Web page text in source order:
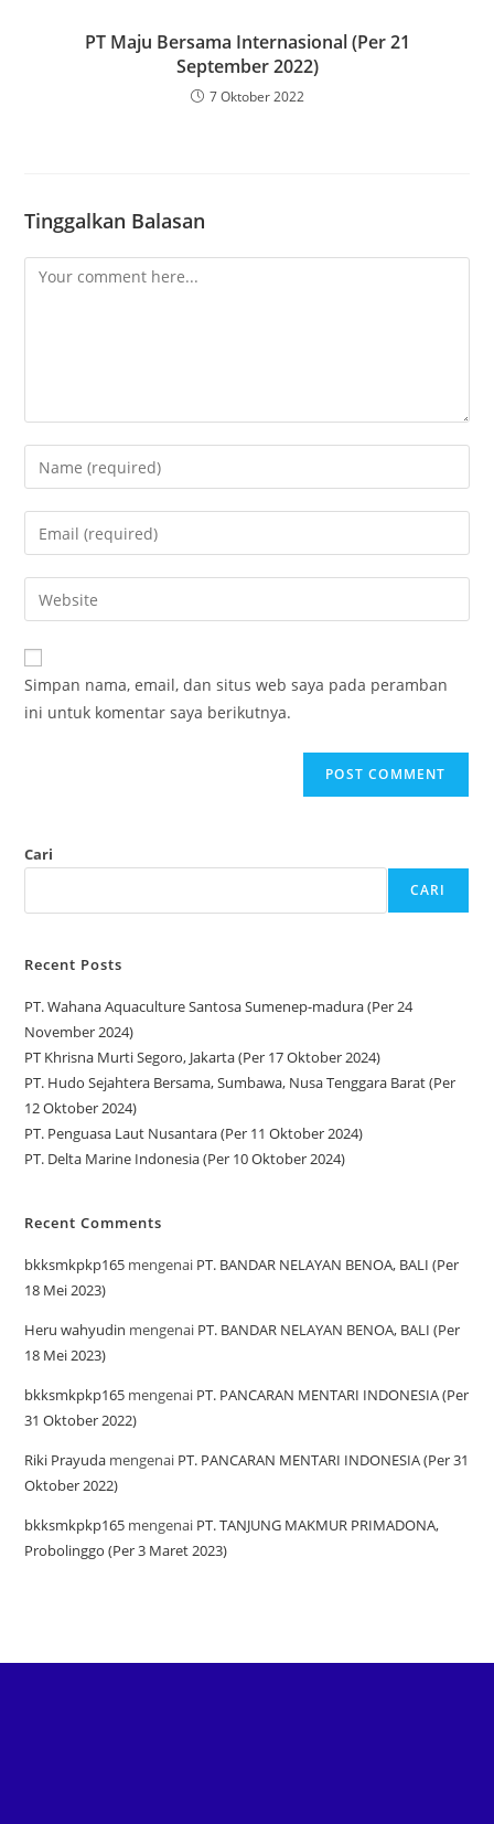
PT Maju Bersama Internasional (Per 21
September 2022)
7 Oktober 2022
Tinggalkan Balasan
Simpan nama, email, dan situs web saya pada peramban
ini untuk komentar saya berikutnya.
Cari
CARI
Recent Posts
PT. Wahana Aquaculture Santosa Sumenep-madura (Per 24
November 2024)
PT Khrisna Murti Segoro, Jakarta (Per 17 Oktober 2024)
PT. Hudo Sejahtera Bersama, Sumbawa, Nusa Tenggara Barat (Per
12 Oktober 2024)
PT. Penguasa Laut Nusantara (Per 11 Oktober 2024)
PT. Delta Marine Indonesia (Per 10 Oktober 2024)
Recent Comments
bkksmkpkp165 mengenai PT. BANDAR NELAYAN BENOA, BALI (Per
18 Mei 2023)
Heru wahyudin mengenai PT. BANDAR NELAYAN BENOA, BALI (Per
18 Mei 2023)
bkksmkpkp165 mengenai PT. PANCARAN MENTARI INDONESIA (Per
31 Oktober 2022)
Riki Prayuda mengenai PT. PANCARAN MENTARI INDONESIA (Per 31
Oktober 2022)
bkksmkpkp165 mengenai PT. TANJUNG MAKMUR PRIMADONA,
Probolinggo (Per 3 Maret 2023)